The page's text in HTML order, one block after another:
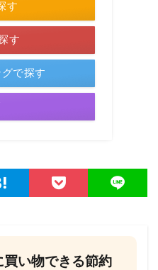
す
す
で探す
い物できる節約